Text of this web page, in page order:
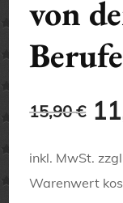
von
15,90€
inkl. MwSt.
Warenwert